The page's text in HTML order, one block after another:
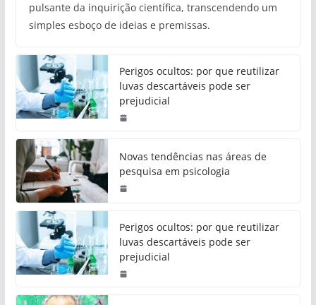
pulsante da inquirição científica, transcendendo um
simples esboço de ideias e premissas.
Perigos ocultos: por que reutilizar
luvas descartáveis pode ser
prejudicial
Novas tendências nas áreas de
pesquisa em psicologia
Perigos ocultos: por que reutilizar
luvas descartáveis pode ser
prejudicial